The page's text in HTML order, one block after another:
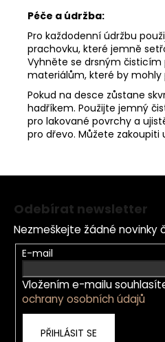
Péče a údržba:
Pro každodenní údržbu
prachovku, které jemně
Vyhněte se drsným
materiálům, které by mohly
Pokud na desce zůstane
hadříkem. Použijte jemný
pro lakované povrchy a
pro dřevo. Můžete zakoupiti
Z
Odebírat newsletter
Nezmeškejte žádné novinky
E-mail
Vložením e-mailu
ochrany osobních údajů
PŘIHLÁSIT SE